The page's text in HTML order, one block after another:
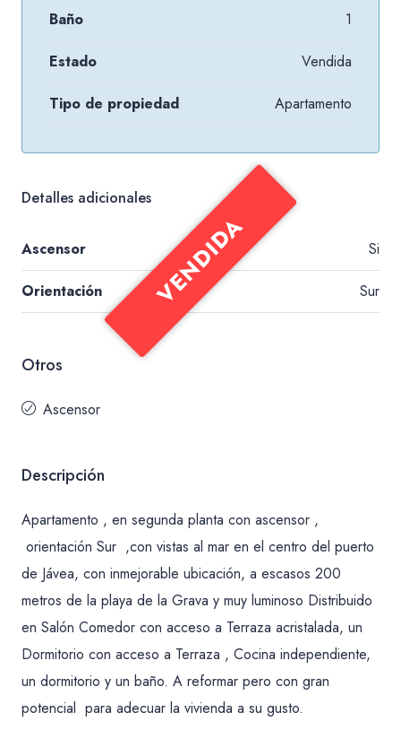
VENDIDA
Baño 1
Estado Vendida
Tipo de propiedad Apartamento
Detalles adicionales
Ascensor Si
Orientación Sur
Otros
Ascensor
Descripción
Apartamento , en segunda planta con ascensor ,
orientación Sur ,con vistas al mar en el centro del puerto
de Jávea, con inmejorable ubicación, a escasos 200
metros de la playa de la Grava y muy luminoso Distribuido
en Salón Comedor con acceso a Terraza acristalada, un
Dormitorio con acceso a Terraza , Cocina independiente,
un dormitorio y un baño. A reformar pero con gran
potencial para adecuar la vivienda a su gusto.